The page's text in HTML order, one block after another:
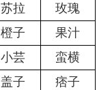
苏拉
玫瑰
橙子
果汁
小芸
蛮横
盖子
痞子